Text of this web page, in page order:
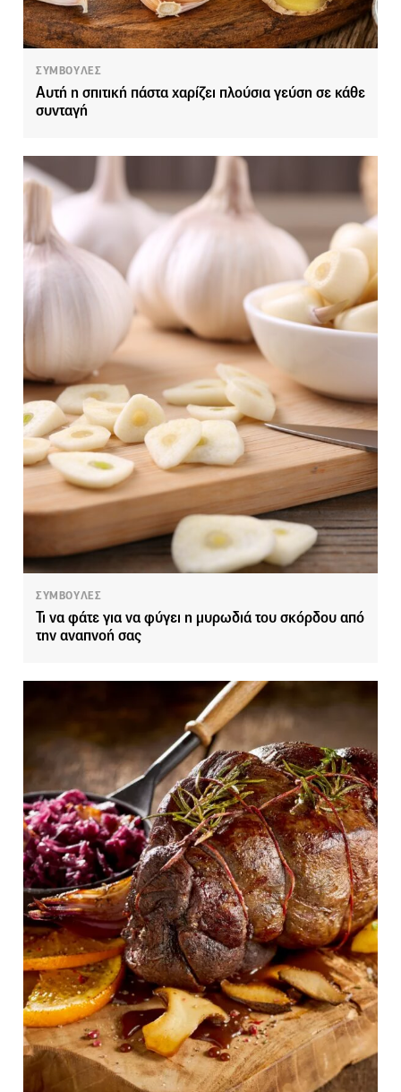
ΣΥΜΒΟΥΛΕΣ
Αυτή η σπιτική πάστα χαρίζει πλούσια γεύση σε κάθε
συνταγή
ΣΥΜΒΟΥΛΕΣ
Τι να φάτε για να φύγει η μυρωδιά του σκόρδου από
την αναπνοή σας